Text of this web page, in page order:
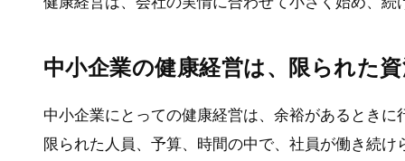
中小企業の健康経営は、限られた
中小企業にとっての健康経営は、余裕があるとき
限られた人員、予算、時間の中で、社員が働き続